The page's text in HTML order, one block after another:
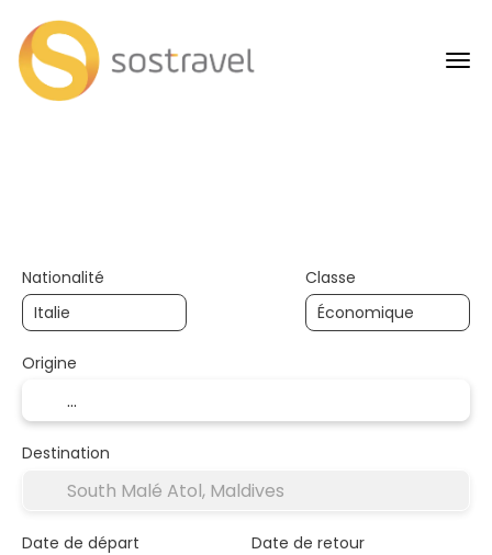
Nationalité Classe
Origine
Destination
Date de départ Date de retour